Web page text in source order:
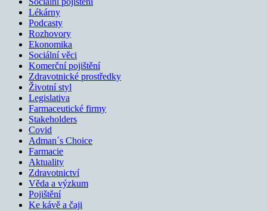
Lékárny
Podcasty
Rozhovory
Ekonomika
Sociální věci
Komerční pojištění
Zdravotnické prostředky
Životní styl
Legislativa
Farmaceutické firmy
Stakeholders
Covid
Adman´s Choice
Farmacie
Aktuality
Zdravotnictví
Věda a výzkum
Pojištění
Ke kávě a čaji